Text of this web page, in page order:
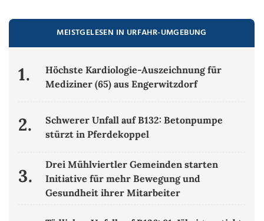
MEISTGELESEN IN URFAHR-UMGEBUNG
1.
Höchste Kardiologie-Auszeichnung für
Mediziner (65) aus Engerwitzdorf
2.
Schwerer Unfall auf B132: Betonpumpe
stürzt in Pferdekoppel
3.
Drei Mühlviertler Gemeinden starten
Initiative für mehr Bewegung und
Gesundheit ihrer Mitarbeiter